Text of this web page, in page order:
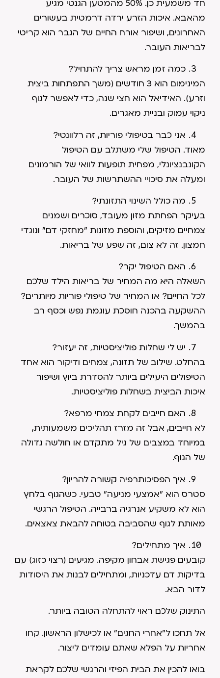
חד משמעית כן. 50% מהמטען הגנטי מגיע
מהאבא. איכות הזרע ירדה דרמטית בעשורים
האחרונים, ושיפור אורח החיים של הגבר הוא קריטי
לבריאות העובר.
כמה זמן מראש צריך להתחיל?
המינימום הוא 3 חודשים (משך התפתחות ביצית
וזרע). האידיאל הוא חצי שנה, כדי לאפשר לגוף
ניקוי עמוק ובניית מאגרים.
אני כבר בטיפולי פוריות, זה רלוונטי?
מאוד. הטיפול שלי משתלב עם הטיפול
הקונבנציונלי, מפחית תופעות לוואי של הורמונים
ומעלה את סיכויי ההשתרשות של העובר.
מה כולל השינוי התזונתי?
בעיקר הפחתת מזון מעובד, סוכרים ושמנים
צמחיים מזיקים, והוספת מזונות "מחזקי דם" ונוגדי
חמצון. זה לא צום, זה שפע של בריאות.
האם הטיפול יקר?
השאלה היא מה המחיר של בריאות הילד שלכם
לכל החיים? או המחיר של טיפולי פוריות מיותרים?
ההשקעה בהכנה חוסכת עוגמת נפש וכסף רב
בהמשך.
יש לי שחלות פוליציסטיות, זה יעזור?
בהחלט. שילוב של תזונה, צמחים ודיקור הוא אחד
הטיפולים היעילים ביותר להסדרת ביוץ ושיפור
איכות הביצית בשחלות פוליציסטיות.
האם חייבים לקחת צמחי מרפא?
לא חייבים, אבל זה מזרז תהליכים משמעותית,
במיוחד במצבים של גיל מתקדם או חולשה גדולה
של הגוף.
איך הפסיכותרפיה קשורה להריון?
סטרס הוא "אמצעי מניעה" טבעי. כשהגוף בלחץ
הוא לא משקיע אנרגיה ברבייה. הטיפול הרגשי
מאותת לגוף שהסביבה בטוחה להבאת צאצאים.
איך מתחילים?
קובעים פגישת אבחון מקיפה. מגיעים (רצוי כזוג) עם
בדיקות דם עדכניות, ומתחילים לבנות את היסודות
לדור הבא.
התינוק שלכם ראוי להתחלה הטובה ביותר.
אל תחכו ל"אחרי החגים" או לכישלון הראשון. קחו
אחריות על הפלא שאתם עומדים ליצור.
בואו להכין את הבית הפיזי והרגשי שלכם לקראת